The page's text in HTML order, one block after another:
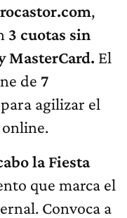
,
3 cuotas sin
MasterCard. El
de 7
para agilizar el
la Fiesta
que marca el
Convoca a